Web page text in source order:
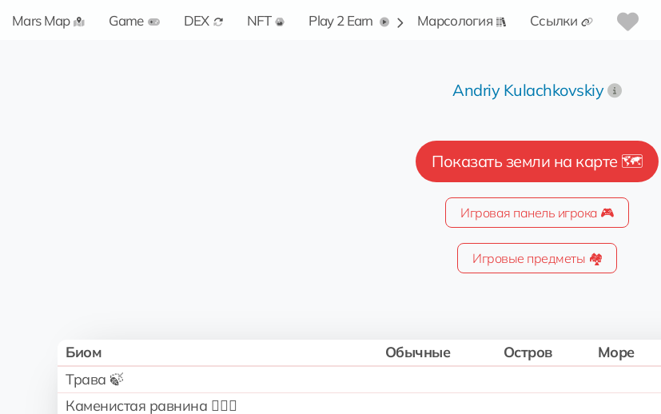
Mars Map Game DEX NFT Play 2 Earn Марсология Ссылки
Andriy Kulachkovskiy
Показать земли на карте 🗺️
Игровая панель игрока 🎮
Игровые предметы 🏘️
Биом Обычные Остров Море
Трава 🍃
Каменистая равнина 🧗🏻‍♂️